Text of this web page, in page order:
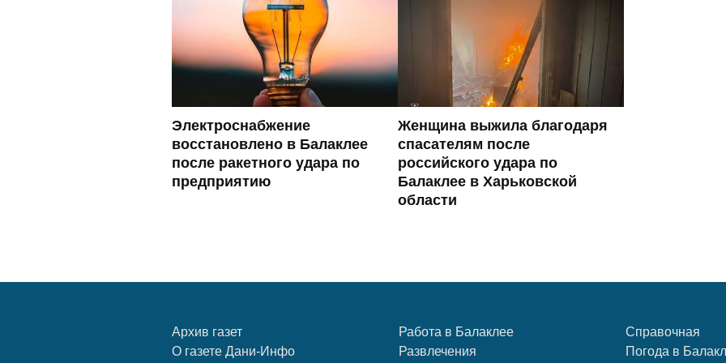
Электроснабжение
восстановлено в Балаклее
после ракетного удара по
предприятию
Женщина выжила благодаря
спасателям после
российского удара по
Балаклее в Харьковской
области
Архив газет
О газете Дани-Инфо
Работа в Балаклее
Развлечения
Справочная
Погода в